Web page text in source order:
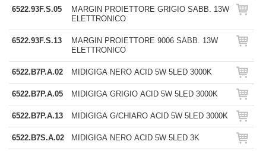
6522.93F.S.05
MARGIN PROIETTORE GRIGIO SABB. 13W
ELETTRONICO
6522.93F.S.13
MARGIN PROIETTORE 9006 SABB. 13W
ELETTRONICO
6522.B7P.A.02 MIDIGIGA NERO ACID 5W 5LED 3000K
6522.B7P.A.05 MIDIGIGA GRIGIO ACID 5W 5LED 3000K
6522.B7P.A.13 MIDIGIGA G/CHIARO ACID 5W 5LED 3000K
6522.B7S.A.02 MIDIGIGA NERO ACID 5W 5LED 3K